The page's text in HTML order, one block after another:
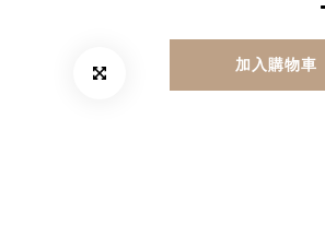
加入購物車